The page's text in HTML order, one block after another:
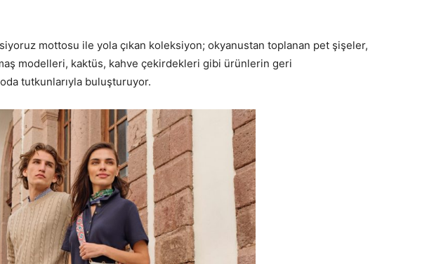
mottosu ile yola çıkan koleksiyon; okyanustan toplanan pet şişeler,
modelleri, kaktüs, kahve çekirdekleri gibi ürünlerin geri
tutkunlarıyla buluşturuyor.